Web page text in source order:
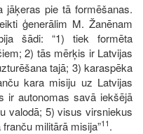
jāķeras pie tā formēšanas.
ģenerālim M. Žanēnam
šādi: “1) tiek formēta
2) tās mērķis ir Latvijas
tajā; 3) karaspēka
kara misiju uz Latvijas
ir autonomas savā iekšējā
valodā; 5) visus virsniekus
militārā misija”11.